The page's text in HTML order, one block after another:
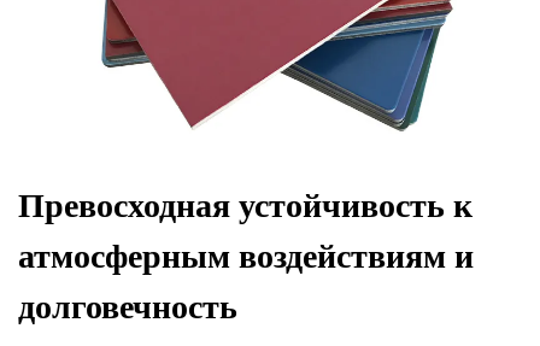
Превосходная устойчивость к
атмосферным воздействиям и
долговечность